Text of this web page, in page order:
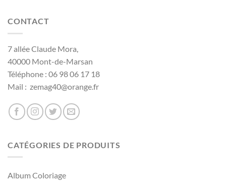
CONTACT
7 allée Claude Mora,
40000 Mont-de-Marsan
Téléphone : 06 98 06 17 18
Mail : zemag40@orange.fr
CATÉGORIES DE PRODUITS
Album Coloriage